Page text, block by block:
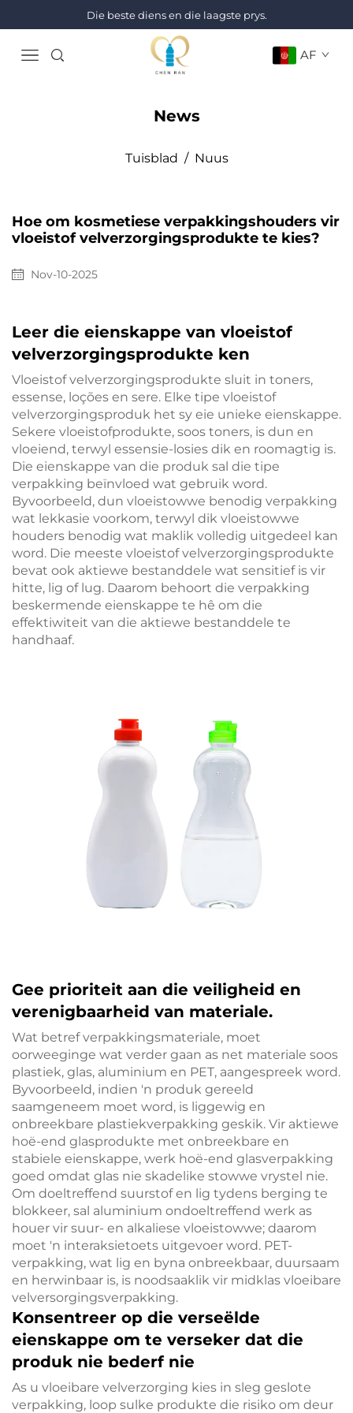
Die beste diens en die laagste prys.
AF
Tuisblad / Nuus
News
Hoe om kosmetiese verpakkingshouders vir
vloeistof velverzorgingsprodukte te kies?
Nov-10-2025
Leer die eienskappe van vloeistof
velverzorgingsprodukte ken
Vloeistof velverzorgingsprodukte sluit in toners,
essense, loções en sere. Elke tipe vloeistof
velverzorgingsproduk het sy eie unieke eienskappe.
Sekere vloeistofprodukte, soos toners, is dun en
vloeiend, terwyl essensie-lo­sies dik en roomagtig is.
Die eienskappe van die produk sal die tipe
verpakking beïnvloed wat gebruik word.
Byvoorbeeld, dun vloeistowwe benodig verpakking
wat lekkasie voorkom, terwyl dik vloeistowwe
houders benodig wat maklik volledig uitgedeel kan
word. Die meeste vloeistof velverzorgingsprodukte
bevat ook aktiewe bestanddele wat sensitief is vir
hitte, lig of lug. Daarom behoort die verpakking
beskermende eienskappe te hê om die
effektiwiteit van die aktiewe bestanddele te
handhaaf.
Gee prioriteit aan die veiligheid en
verenigbaarheid van materiale.
Wat betref verpakkingsmateriale, moet
oorweeginge wat verder gaan as net materiale soos
plastiek, glas, aluminium en PET, aangespreek word.
Byvoorbeeld, indien 'n produk gereeld
saamgeneem moet word, is liggewig en
onbreekbare plastiekverpakking geskik. Vir aktiewe
hoë-end glasprodukte met onbreekbare en
stabiele eienskappe, werk hoë-end glasverpakking
goed omdat glas nie skadelike stowwe vrystel nie.
Om doeltreffend suurstof en lig tydens berging te
blokkeer, sal aluminium ondoeltreffend werk as
houer vir suur- en alkaliese vloeistowwe; daarom
moet 'n interaksietoets uitgevoer word. PET-
verpakking, wat lig en byna onbreekbaar, duursaam
en herwinbaar is, is noodsaaklik vir midklas vloeibare
velversorgingsverpakking.
Konsentreer op die verseëlde
eienskappe om te verseker dat die
produk nie bederf nie
As u vloeibare velverzorging kies in sleg geslote
verpakking, loop sulke produkte die risiko om deur